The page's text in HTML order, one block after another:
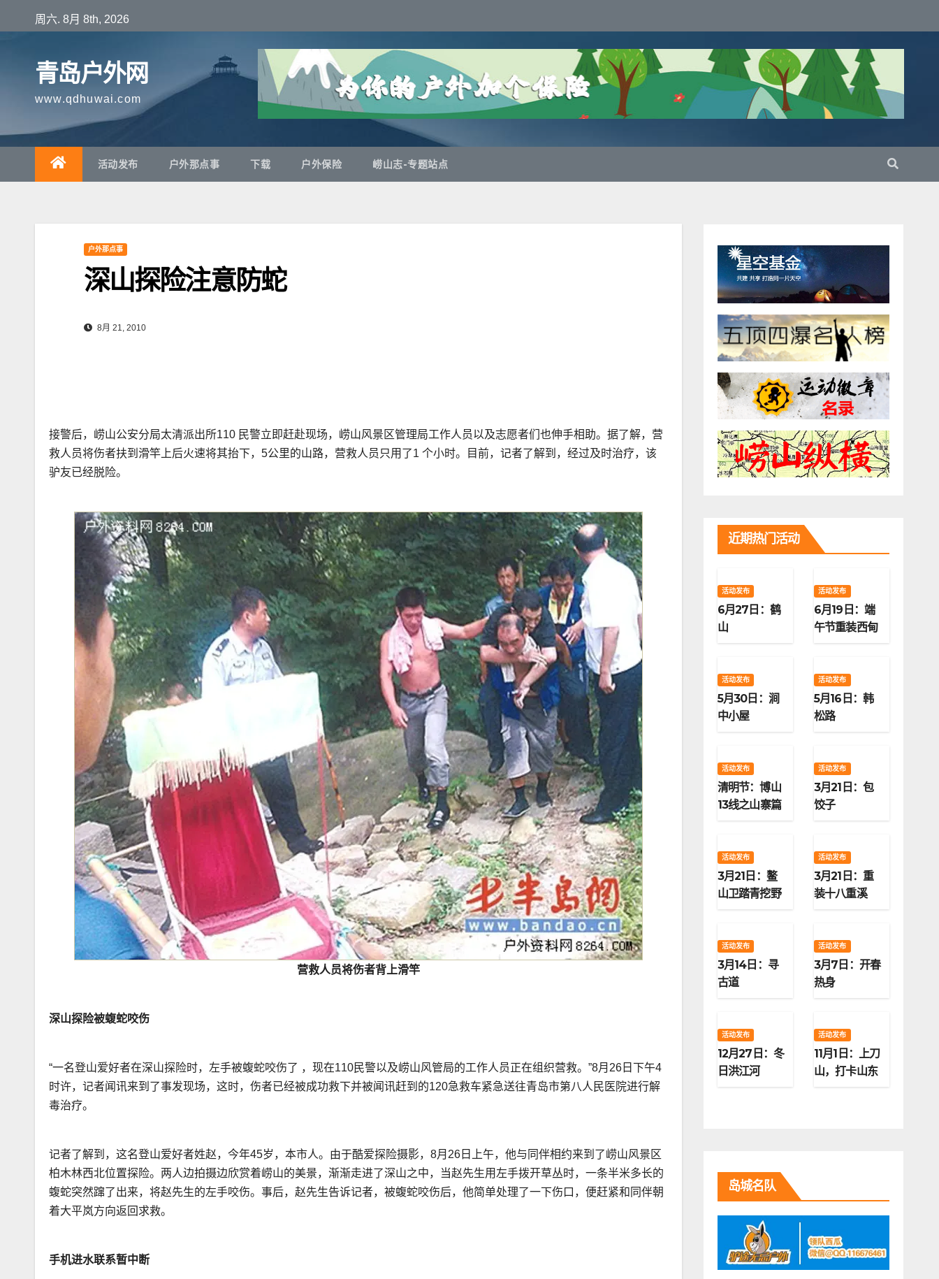
至
周六. 8月 8th, 2026
青岛户外网
www.qdhuwai.com
活动发布 户外那点事 下载 户外保险 崂山志-专题站点
户外那点事
深山探险注意防蛇
8月 21, 2010
接警后，崂山公安分局太清派出所110 民警立即赶赴现场，崂山风景区管理局工作人员以及志愿者们也伸手相助。据了解，营
救人员将伤者扶到滑竿上后火速将其抬下，5公里的山路，营救人员只用了1 个小时。目前，记者了解到，经过及时治疗，该
驴友已经脱险。
营救人员将伤者背上滑竿
深山探险被蝮蛇咬伤
“一名登山爱好者在深山探险时，左手被蝮蛇咬伤了 ，现在110民警以及崂山风管局的工作人员正在组织营救。”8月26日下午4
时许，记者闻讯来到了事发现场，这时，伤者已经被成功救下并被闻讯赶到的120急救车紧急送往青岛市第八人民医院进行解
毒治疗。
记者了解到，这名登山爱好者姓赵，今年45岁，本市人。由于酷爱探险摄影，8月26日上午，他与同伴相约来到了崂山风景区
柏木林西北位置探险。两人边拍摄边欣赏着崂山的美景，渐渐走进了深山之中，当赵先生用左手拨开草丛时，一条半米多长的
蝮蛇突然蹿了出来，将赵先生的左手咬伤。事后，赵先生告诉记者，被蝮蛇咬伤后，他简单处理了一下伤口，便赶紧和同伴朝
着大平岚方向返回求救。
手机进水联系暂中断
近期热门活动
活动发布
6月27日：鹤
山
活动发布
6月19日：端
午节重装西甸
活动发布
5月30日：涧
中小屋
活动发布
5月16日：韩
松路
活动发布
清明节：博山
13线之山寨篇
活动发布
3月21日：包
饺子
活动发布
3月21日：鳌
山卫踏青挖野
活动发布
3月21日：重
装十八重溪
活动发布
3月14日：寻
古道
活动发布
3月7日：开春
热身
活动发布
12月27日：冬
日洪江河
活动发布
11月1日：上刀
山，打卡山东
岛城名队